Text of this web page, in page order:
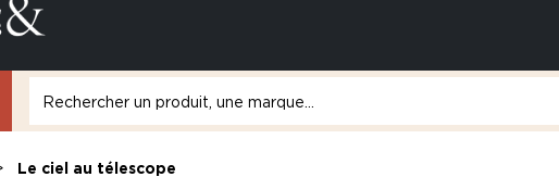
Le ciel au télescope